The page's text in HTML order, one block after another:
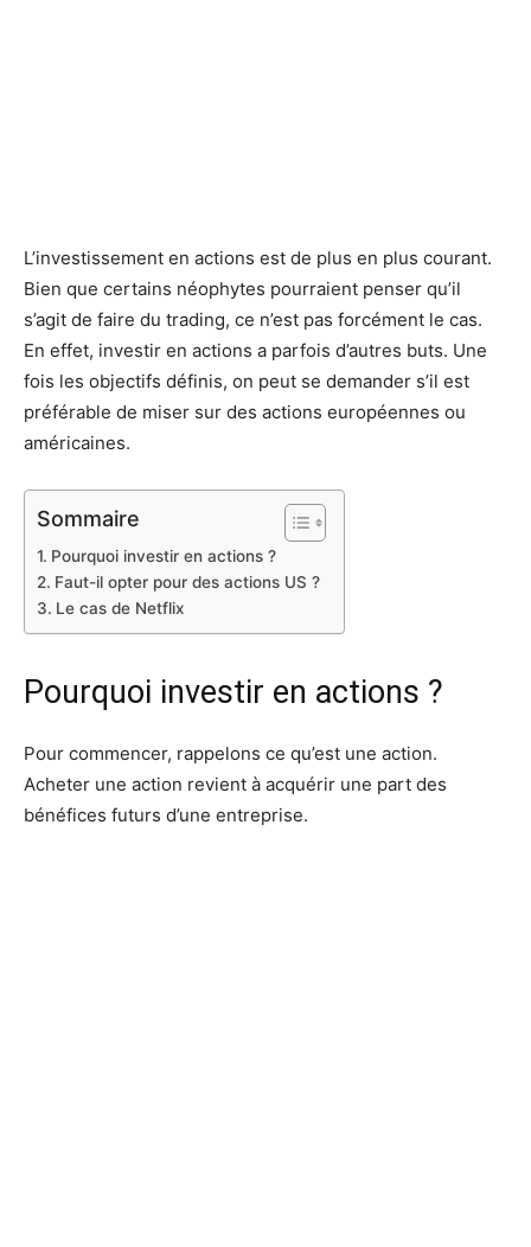
L’investissement en actions est de plus en plus courant.
Bien que certains néophytes pourraient penser qu’il
s’agit de faire du trading, ce n’est pas forcément le cas.
En effet, investir en actions a parfois d’autres buts. Une
fois les objectifs définis, on peut se demander s’il est
préférable de miser sur des actions européennes ou
américaines.
Sommaire
Pourquoi investir en actions ?
Faut-il opter pour des actions US ?
Le cas de Netflix
Pourquoi investir en actions ?
Pour commencer, rappelons ce qu’est une action.
Acheter une action revient à acquérir une part des
bénéfices futurs d’une entreprise.